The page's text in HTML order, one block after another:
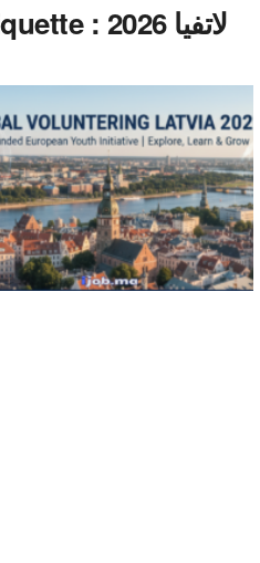
: لاتفيا 2026